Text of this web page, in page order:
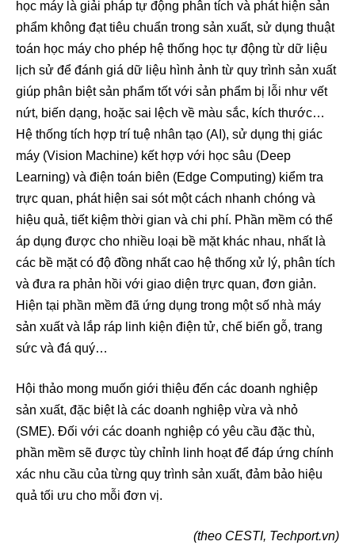
học máy là giải pháp tự động phân tích và phát hiện sản
phẩm không đạt tiêu chuẩn trong sản xuất, sử dụng thuật
toán học máy cho phép hệ thống học tự động từ dữ liệu
lịch sử để đánh giá dữ liệu hình ảnh từ quy trình sản xuất
giúp phân biệt sản phẩm tốt với sản phẩm bị lỗi như vết
nứt, biến dạng, hoặc sai lệch về màu sắc, kích thước…
Hệ thống tích hợp trí tuệ nhân tạo (AI), sử dụng thị giác
máy (Vision Machine) kết hợp với học sâu (Deep
Learning) và điện toán biên (Edge Computing) kiểm tra
trực quan, phát hiện sai sót một cách nhanh chóng và
hiệu quả, tiết kiệm thời gian và chi phí. Phần mềm có thể
áp dụng được cho nhiều loại bề mặt khác nhau, nhất là
các bề mặt có độ đồng nhất cao hệ thống xử lý, phân tích
và đưa ra phản hồi với giao diện trực quan, đơn giản.
Hiện tại phần mềm đã ứng dụng trong một số nhà máy
sản xuất và lắp ráp linh kiện điện tử, chế biến gỗ, trang
sức và đá quý…
Hội thảo mong muốn giới thiệu đến các doanh nghiệp
sản xuất, đặc biệt là các doanh nghiệp vừa và nhỏ
(SME). Đối với các doanh nghiệp có yêu cầu đặc thù,
phần mềm sẽ được tùy chỉnh linh hoạt để đáp ứng chính
xác nhu cầu của từng quy trình sản xuất, đảm bảo hiệu
quả tối ưu cho mỗi đơn vị.
(theo CESTI, Techport.vn)